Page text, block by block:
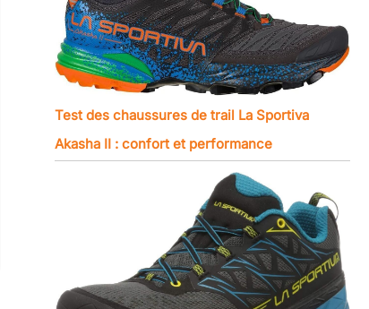
Test des chaussures de trail La Sportiva
Akasha II : confort et performance